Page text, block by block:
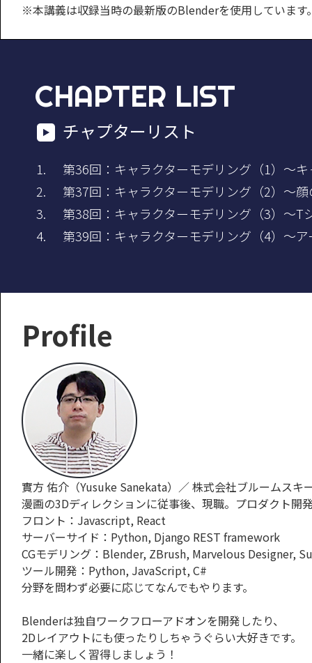
※本講義は収録当時の最新版のBlenderを使用していま
CHAPTER LIST
チャプターリスト
第36回：キャラクターモデリング（1）～
第37回：キャラクターモデリング（2）～
第38回：キャラクターモデリング（3）～T
第39回：キャラクターモデリング（4）～
Profile
實方 佑介（Yusuke Sanekata）／ 株式会社ブルームス
漫画の3Dディレクションに従事後、現職。プロダクト開
フロント：Javascript, React
サーバーサイド：Python, Django REST framework
CGモデリング：Blender, ZBrush, Marvelous Designer,
ツール開発：Python, JavaScript, C#
分野を問わず必要に応じてなんでもやります。
Blenderは独自ワークフローアドオンを開発したり、
2Dレイアウトにも使ったりしちゃうぐらい大好きです。
一緒に楽しく習得しましょう！